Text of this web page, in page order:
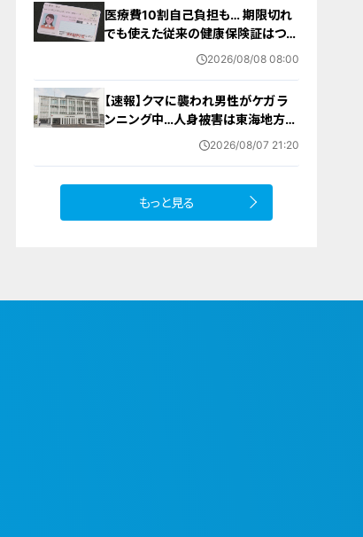
医療費10割自己負担も… 期限切れ
でも使えた従来の健康保険証はつい
に終了 8月以降起こりうるマイナ保
2026/08/08 08:00
【速報】クマに襲われ男性がケガ ラ
ンニング中…人身被害は東海地方で
今シーズン初めて 岐阜県高山市
2026/08/07 21:20
もっと見る